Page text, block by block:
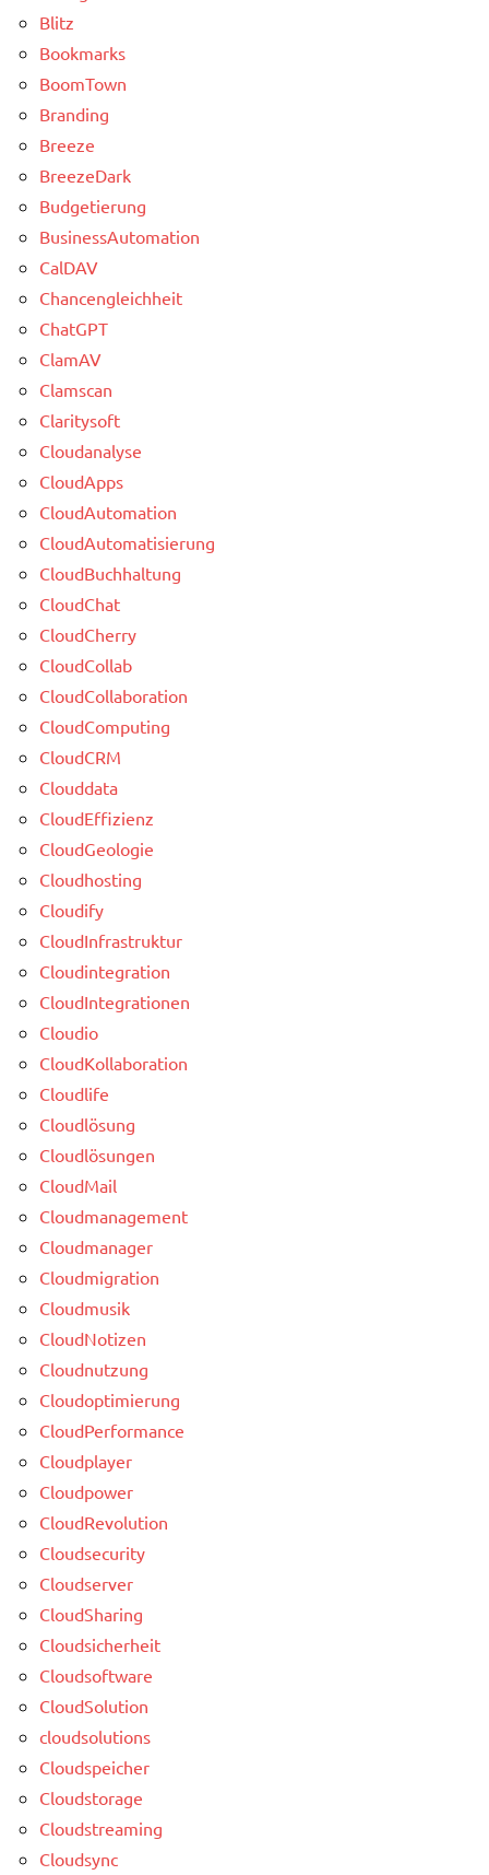
Blitz
Bookmarks
BoomTown
Branding
Breeze
BreezeDark
Budgetierung
BusinessAutomation
CalDAV
Chancengleichheit
ChatGPT
ClamAV
Clamscan
Claritysoft
Cloudanalyse
CloudApps
CloudAutomation
CloudAutomatisierung
CloudBuchhaltung
CloudChat
CloudCherry
CloudCollab
CloudCollaboration
CloudComputing
CloudCRM
Clouddata
CloudEffizienz
CloudGeologie
Cloudhosting
Cloudify
CloudInfrastruktur
Cloudintegration
CloudIntegrationen
Cloudio
CloudKollaboration
Cloudlife
Cloudlösung
Cloudlösungen
CloudMail
Cloudmanagement
Cloudmanager
Cloudmigration
Cloudmusik
CloudNotizen
Cloudnutzung
Cloudoptimierung
CloudPerformance
Cloudplayer
Cloudpower
CloudRevolution
Cloudsecurity
Cloudserver
CloudSharing
Cloudsicherheit
Cloudsoftware
CloudSolution
cloudsolutions
Cloudspeicher
Cloudstorage
Cloudstreaming
Cloudsync